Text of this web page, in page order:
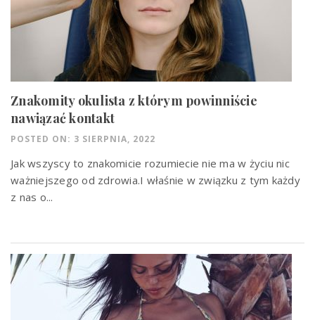
Znakomity okulista z którym powinniście
nawiązać kontakt
POSTED ON: 3 SIERPNIA, 2022
Jak wszyscy to znakomicie rozumiecie nie ma w życiu nic
ważniejszego od zdrowia.I właśnie w związku z tym każdy
z nas o...